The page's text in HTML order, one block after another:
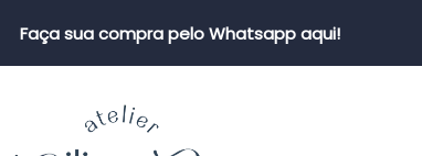
Faça sua compra pelo Whatsapp aqui!